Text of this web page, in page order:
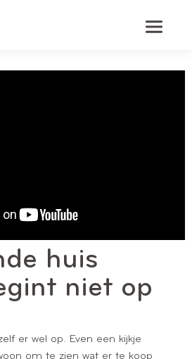
huis
niet op
er wel op. Even een kijkje
om te zien wat er te koop